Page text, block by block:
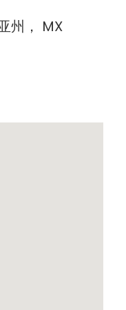
州， MX